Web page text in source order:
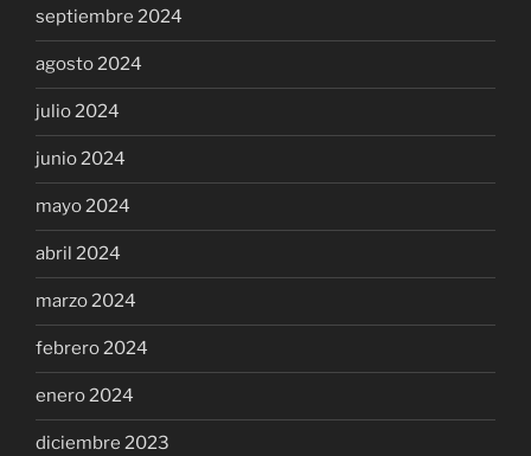
septiembre 2024
agosto 2024
julio 2024
junio 2024
mayo 2024
abril 2024
marzo 2024
febrero 2024
enero 2024
diciembre 2023